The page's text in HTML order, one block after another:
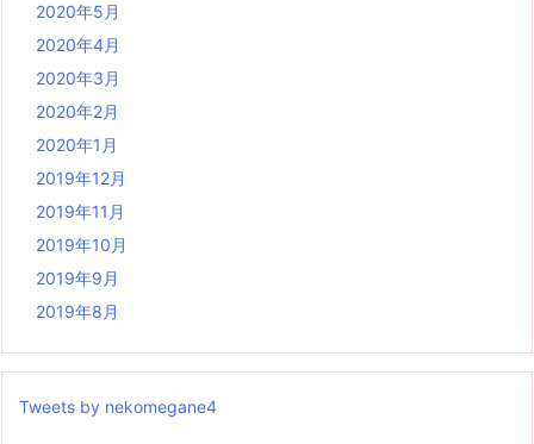
2020年5月
2020年4月
2020年3月
2020年2月
2020年1月
2019年12月
2019年11月
2019年10月
2019年9月
2019年8月
Tweets by nekomegane4